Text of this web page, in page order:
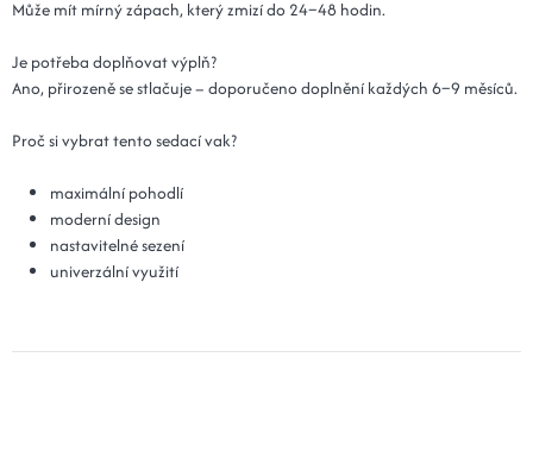
Může mít mírný zápach, který zmizí do 24–48 hodin.
Je potřeba doplňovat výplň?
Ano, přirozeně se stlačuje – doporučeno doplnění každých 6–9 měsíců.
Proč si vybrat tento sedací vak?
maximální pohodlí
moderní design
nastavitelné sezení
univerzální využití